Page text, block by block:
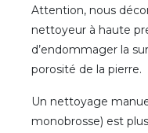
Attention, nous
nettoyeur à haute
d’endommager la
porosité de la pierre.
Un nettoyage
monobrosse) est